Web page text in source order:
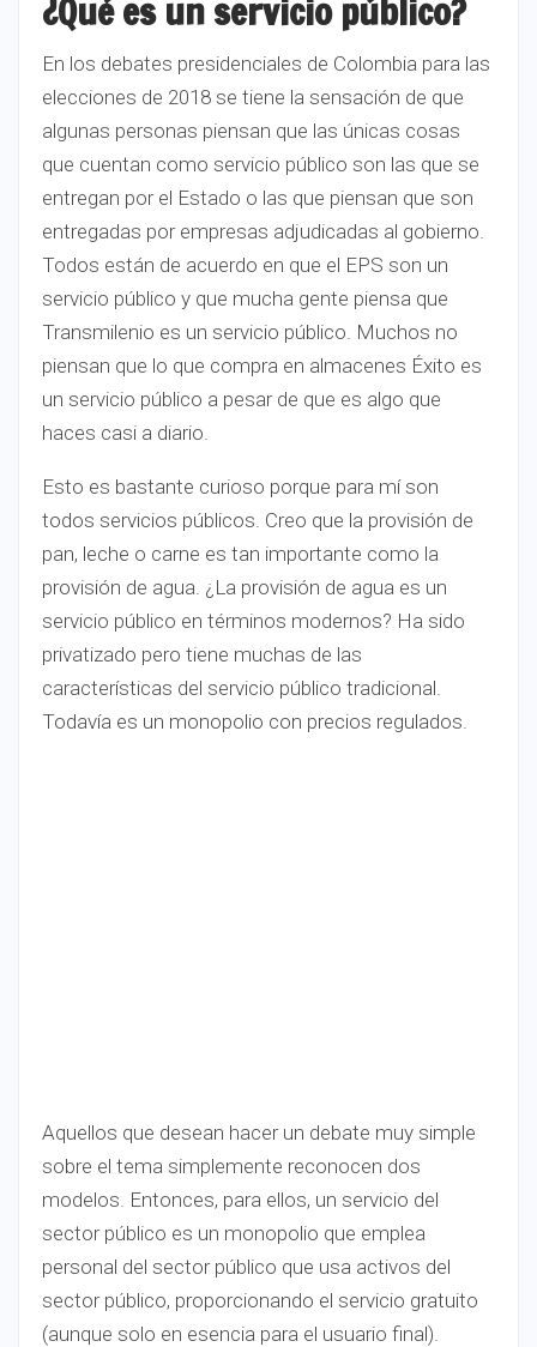
¿Qué es un servicio público?
En los debates presidenciales de Colombia para las
elecciones de 2018 se tiene la sensación de que
algunas personas piensan que las únicas cosas
que cuentan como servicio público son las que se
entregan por el Estado o las que piensan que son
entregadas por empresas adjudicadas al gobierno.
Todos están de acuerdo en que el EPS son un
servicio público y que mucha gente piensa que
Transmilenio es un servicio público. Muchos no
piensan que lo que compra en almacenes Éxito es
un servicio público a pesar de que es algo que
haces casi a diario.
Esto es bastante curioso porque para mí son
todos servicios públicos. Creo que la provisión de
pan, leche o carne es tan importante como la
provisión de agua. ¿La provisión de agua es un
servicio público en términos modernos? Ha sido
privatizado pero tiene muchas de las
características del servicio público tradicional.
Todavía es un monopolio con precios regulados.
Aquellos que desean hacer un debate muy simple
sobre el tema simplemente reconocen dos
modelos. Entonces, para ellos, un servicio del
sector público es un monopolio que emplea
personal del sector público que usa activos del
sector público, proporcionando el servicio gratuito
(aunque solo en esencia para el usuario final).